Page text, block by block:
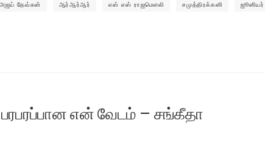
அஜய் தேவ்கன் ஆர்ஆர்ஆர் எஸ் எஸ் ராஜமௌலி சமுத்திரக்கனி
என் வேடம் – சங்கீதா